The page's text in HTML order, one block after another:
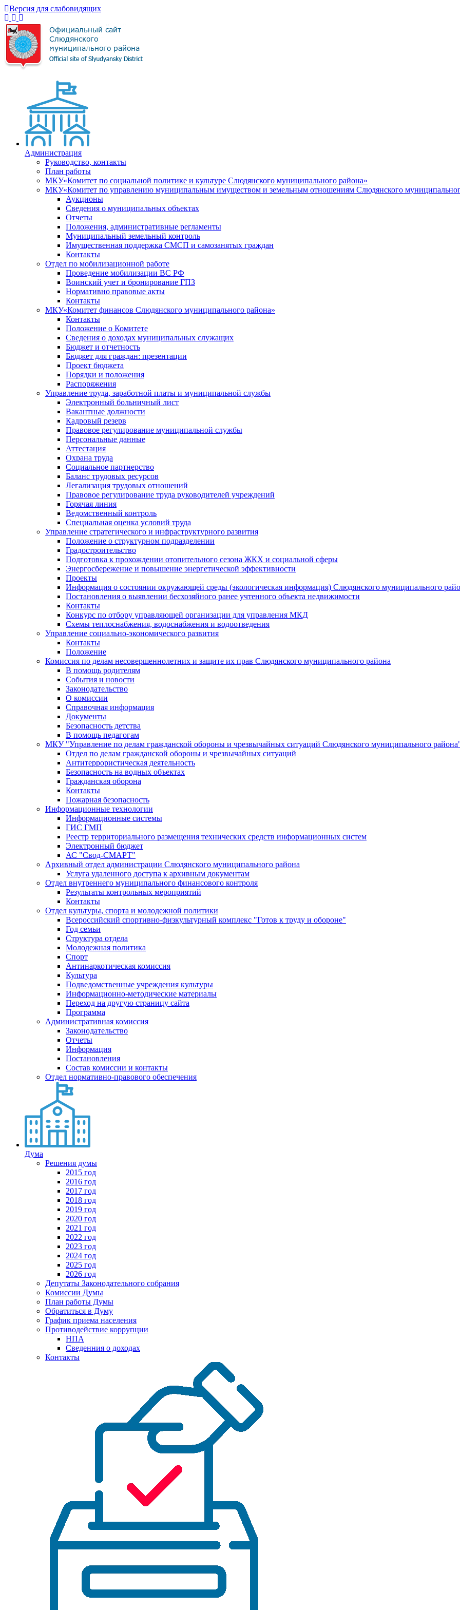
Версия для слабовидящих
Администрация
Руководство, контакты
План работы
МКУ«Комитет по социальной политике и культуре Слюдянского муниципального района»
МКУ«Комитет по управлению муниципальным имуществом и земельным отношениям Слюдянского
Аукционы
Сведения о муниципальных объектах
Отчеты
Положения, административные регламенты
Муниципальный земельный контроль
Имущественная поддержка СМСП и самозанятых граждан
Контакты
Отдел по мобилизационной работе
Проведение мобилизации ВС РФ
Воинский учет и бронирование ГПЗ
Нормативно правовые акты
Контакты
МКУ«Комитет финансов Слюдянского муниципального района»
Контакты
Положение о Комитете
Сведения о доходах муниципальных служащих
Бюджет и отчетность
Бюджет для граждан: презентации
Проект бюджета
Порядки и положения
Распоряжения
Управление труда, заработной платы и муниципальной службы
Электронный больничный лист
Вакантные должности
Кадровый резерв
Правовое регулирование муниципальной службы
Персональные данные
Аттестация
Охрана труда
Социальное партнерство
Баланс трудовых ресурсов
Легализация трудовых отношений
Правовое регулирование труда руководителей учреждений
Горячая линия
Ведомственный контроль
Специальная оценка условий труда
Управление стратегического и инфраструктурного развития
Положение о структурном подразделении
Градостроительство
Подготовка к прохождении отопительного сезона ЖКХ и социальной сферы
Энергосбережение и повышение энергетической эффективности
Проекты
Информация о состоянии окружающей среды (экологическая информация) Слюдянского муниципального
Постановления о выявлении бесхозяйного ранее учтенного объекта недвижимости
Контакты
Конкурс по отбору управляющей организации для управления МКД
Схемы теплоснабжения, водоснабжения и водоотведения
Управление социально-экономического развития
Контакты
Положение
Комиссия по делам несовершеннолетних и защите их прав Слюдянского муниципального района
В помощь родителям
События и новости
Законодательство
О комиссии
Справочная информация
Документы
Безопасность детства
В помощь педагогам
МКУ "Управление по делам гражданской обороны и чрезвычайных ситуаций Слюдянского муниципального
Отдел по делам гражданской обороны и чрезвычайных ситуаций
Антитеррористическая деятельность
Безопасность на водных объектах
Гражданская оборона
Контакты
Пожарная безопасность
Информационные технологии
Информационные системы
ГИС ГМП
Реестр территориального размещения технических средств информационных систем
Электронный бюджет
АС "Свод-СМАРТ"
Архивный отдел администрации Слюдянского муниципального района
Услуга удаленного доступа к архивным документам
Отдел внутреннего муниципального финансового контроля
Результаты контрольных мероприятий
Контакты
Отдел культуры, спорта и молодежной политики
Всероссийский спортивно-физкультурный комплекс "Готов к труду и обороне"
Год семьи
Структура отдела
Молодежная политика
Спорт
Антинаркотическая комиссия
Культура
Подведомственные учреждения культуры
Информационно-методические материалы
Переход на другую страницу сайта
Программа
Административная комиссия
Законодательство
Отчеты
Информация
Постановления
Состав комиссии и контакты
Отдел нормативно-правового обеспечения
Дума
Решения думы
2015 год
2016 год
2017 год
2018 год
2019 год
2020 год
2021 год
2022 год
2023 год
2024 год
2025 год
2026 год
Депутаты Законодательного собрания
Комиссии Думы
План работы Думы
Обратиться в Думу
График приема населения
Противодействие коррупции
НПА
Сведенния о доходах
Контакты